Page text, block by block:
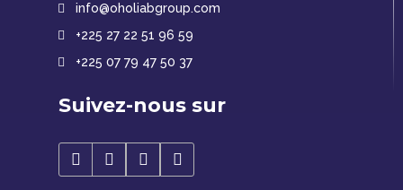
info@oholiabgroup.com
+225 27 22 51 96 59
+225 07 79 47 50 37
Suivez-nous sur